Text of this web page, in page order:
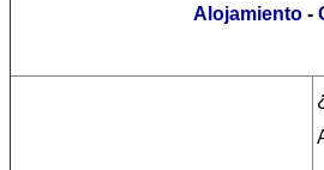
Alojamiento -